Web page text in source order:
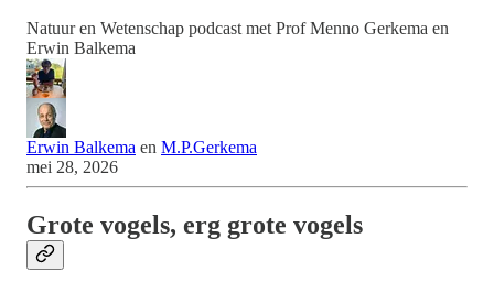
Natuur en Wetenschap podcast met Prof Menno Gerkema en
Erwin Balkema
Erwin Balkema en M.P.Gerkema
mei 28, 2026
Grote vogels, erg grote vogels